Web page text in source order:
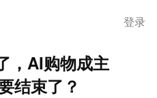
登录
，AI购物成主
结束了？